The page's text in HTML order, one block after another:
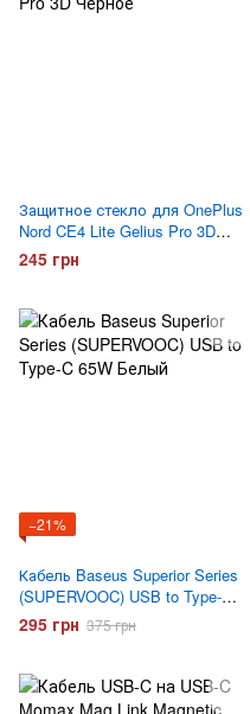
Защитное стекло для OnePlus
Nord CE4 Lite Gelius Pro 3D
Черное
245 грн
−21%
Кабель Baseus Superior Series
(SUPERVOOC) USB to Type-C
65W Белый
295 грн 375 грн